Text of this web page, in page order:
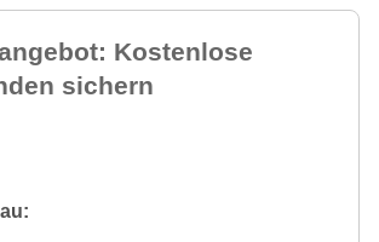
Kostenlose
sichern